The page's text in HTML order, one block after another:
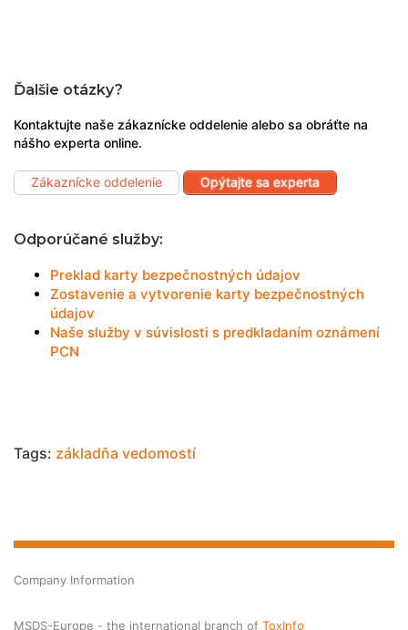
Ďalšie otázky?
Kontaktujte naše zákaznícke oddelenie alebo sa obráťte na
nášho experta online.
Zákaznícke oddelenie Opýtajte sa experta
Odporúčané služby:
Preklad karty bezpečnostných údajov
Zostavenie a vytvorenie karty bezpečnostných
údajov
Naše služby v súvislosti s predkladaním oznámení
PCN
Tags: základňa vedomostí
Company Information
MSDS-Europe - the international branch of ToxInfo